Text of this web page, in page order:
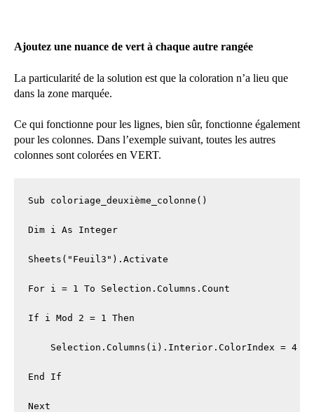
Ajoutez une nuance de vert à chaque autre rangée
La particularité de la solution est que la coloration n’a lieu que
dans la zone marquée.
Ce qui fonctionne pour les lignes, bien sûr, fonctionne également
pour les colonnes. Dans l’exemple suivant, toutes les autres
colonnes sont colorées en VERT.
Sub coloriage_deuxième_colonne()
Dim i As Integer
Sheets("Feuil3").Activate
For i = 1 To Selection.Columns.Count
If i Mod 2 = 1 Then
Selection.Columns(i).Interior.ColorIndex = 4
End If
Next